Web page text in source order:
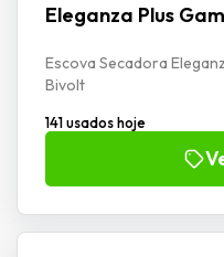
Eleganza Plus
Escova Secadora
Bivolt
141 usados hoje